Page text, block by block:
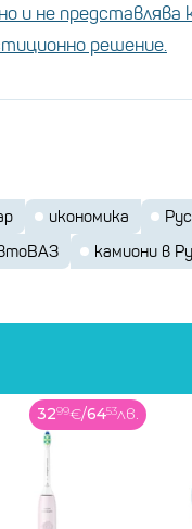
и не представлява
решение.
икономика
камиони в
3299€/6453лв.